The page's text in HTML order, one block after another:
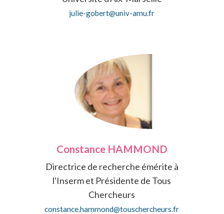
julie-gobert@univ-amu.fr
Constance HAMMOND
Directrice de recherche émérite à
l'Inserm et Présidente de Tous
Chercheurs
constance.hammond@touschercheurs.fr